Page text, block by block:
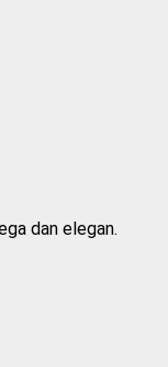
dan elegan.